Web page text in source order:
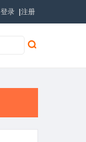
登录 注册